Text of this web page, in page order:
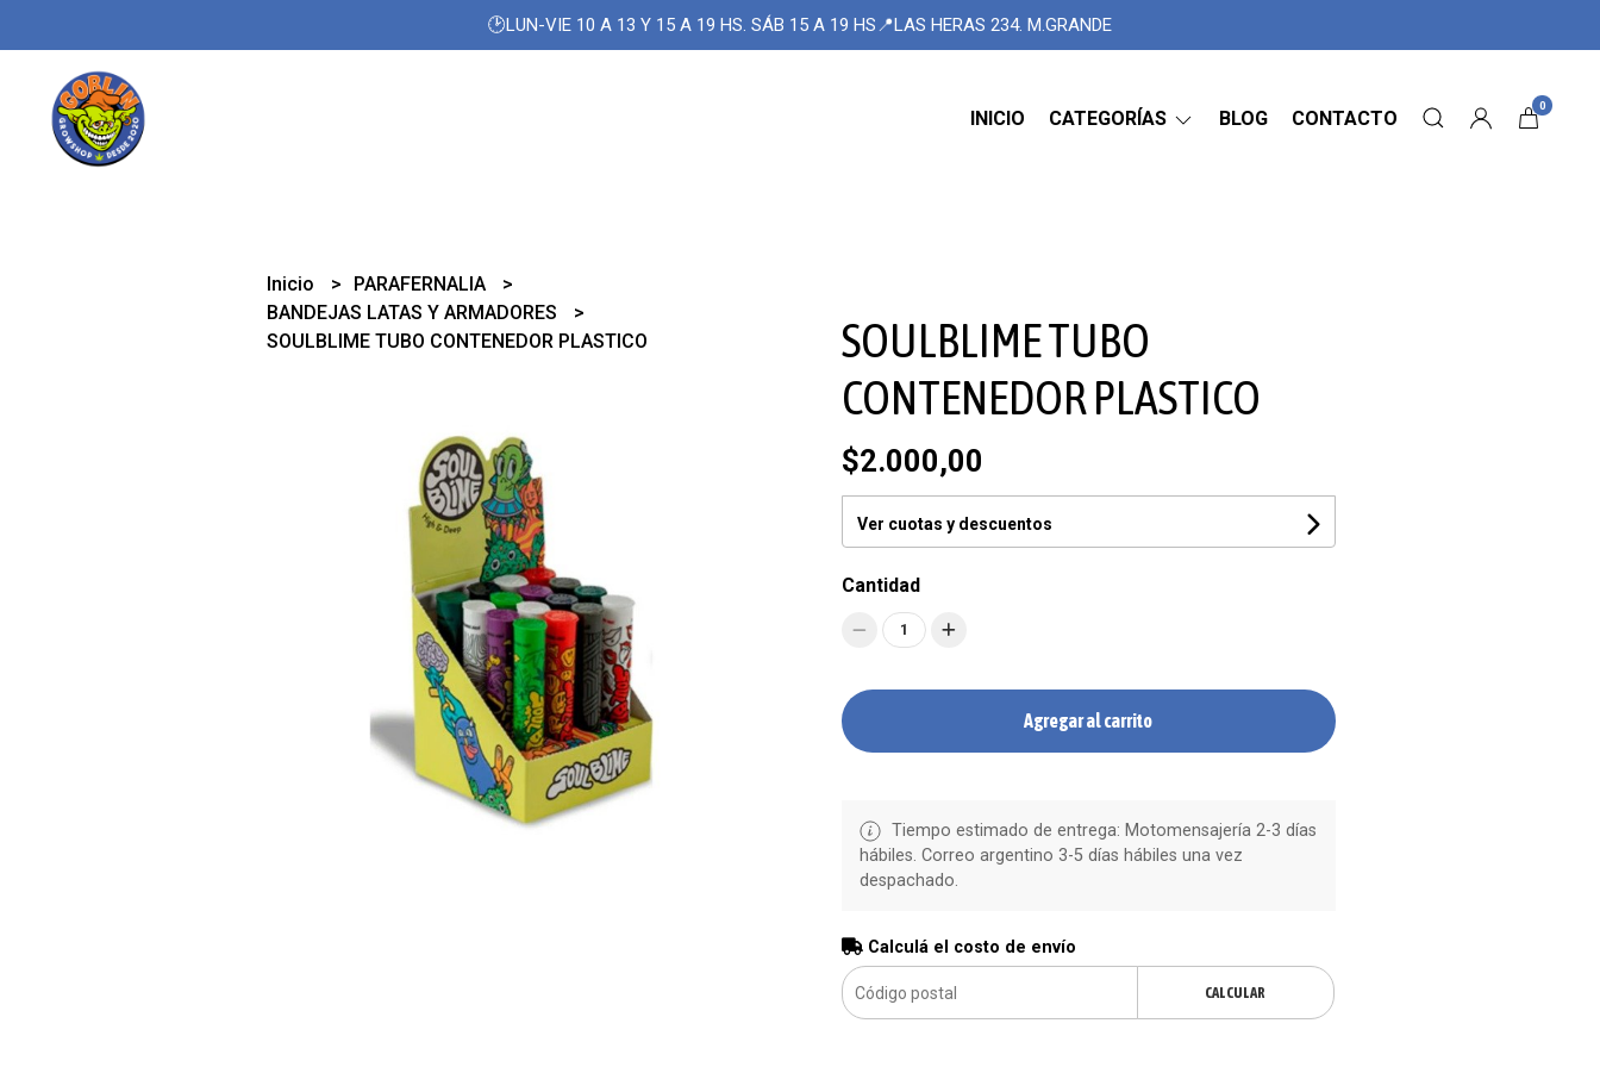
🕑LUN-VIE 10 A 13 Y 15 A 19 HS. SÁB 15 A 19 HS📍LAS HERAS 234. M.GRANDE
INICIO CATEGORÍAS BLOG CONTACTO
0
Inicio
PARAFERNALIA
BANDEJAS LATAS Y ARMADORES
SOULBLIME TUBO CONTENEDOR PLASTICO
SOULBLIME TUBO
CONTENEDOR PLASTICO
$2.000,00
Ver cuotas y descuentos
Cantidad
1
Agregar al carrito
Tiempo estimado de entrega: Motomensajería 2-3 días
hábiles. Correo argentino 3-5 días hábiles una vez
despachado.
Calculá el costo de envío
CALCULAR